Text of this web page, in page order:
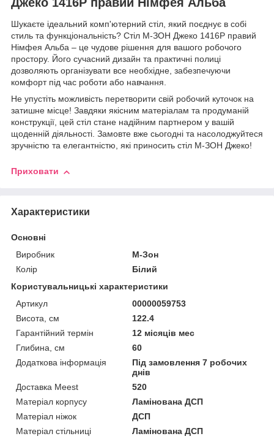
Шукаєте ідеальний комп'ютерний стіл, який поєднує в собі
стиль та функціональність? Стіл М-ЗОН Джеко 1416P правий
Німфея Альба – це чудове рішення для вашого робочого
простору. Його сучасний дизайн та практичні полиці
дозволяють організувати все необхідне, забезпечуючи
комфорт під час роботи або навчання.
Не упустіть можливість перетворити свій робочий куточок на
затишне місце! Завдяки якісним матеріалам та продуманій
конструкції, цей стіл стане надійним партнером у вашій
щоденній діяльності. Замовте вже сьогодні та насолоджуйтеся
зручністю та елегантністю, які приносить стіл М-ЗОН Джеко!
Приховати
Характеристики
Основні
Виробник
М-Зон
Колір
Білий
Користувальницькі характеристики
Артикул
00000059753
Висота, см
122.4
Гарантійний термін
12 місяців мес
Глибина, см
60
Додаткова інформація
Під замовлення 7 робочих
днів
Доставка Meest
520
Матеріал корпусу
Ламінована ДСП
Матеріал ніжок
ДСП
Матеріал стільниці
Ламінована ДСП